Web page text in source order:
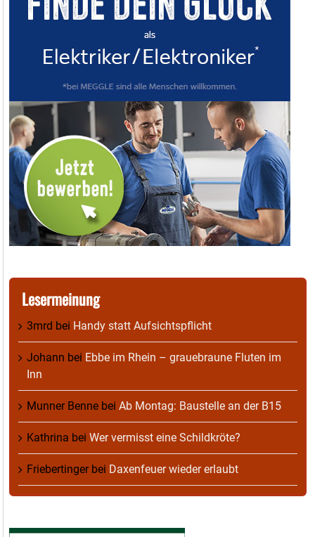
Lesermeinung
3mrd bei Handy statt Aufsichtspflicht
Johann bei Ebbe im Rhein – grauebraune Fluten im
Inn
Munner Benne bei Ab Montag: Baustelle an der B15
Kathrina bei Wer vermisst eine Schildkröte?
Friebertingerbei Daxenfeuer wieder erlaubt